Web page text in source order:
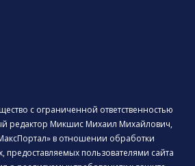
с ограниченной ответственностью
редактор Микшис Михаил Михайлович,
в отношении обработки
предоставляемых пользователями сайта